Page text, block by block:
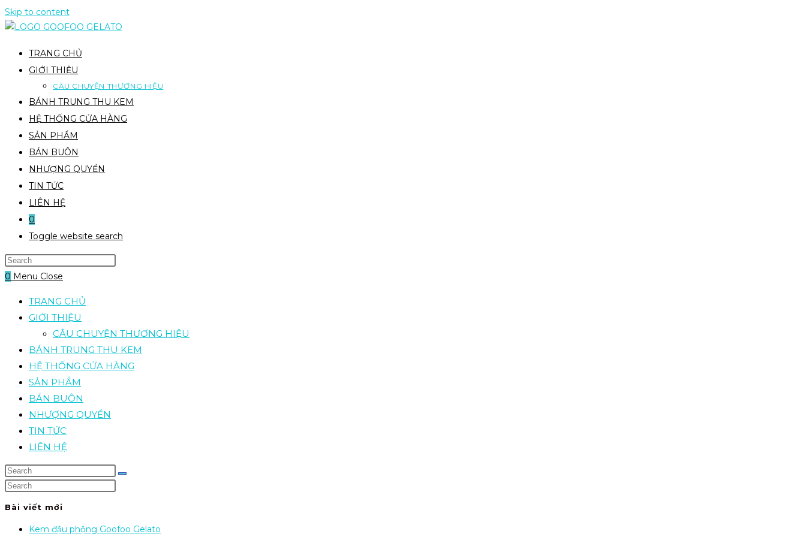
Skip to content
TRANG CHỦ
GIỚI THIỆU
CÂU CHUYỆN THƯƠNG HIỆU
BÁNH TRUNG THU KEM
HỆ THỐNG CỬA HÀNG
SẢN PHẨM
BÁN BUÔN
NHƯỢNG QUYỀN
TIN TỨC
LIÊN HỆ
0
Toggle website search
0 Menu Close
TRANG CHỦ
GIỚI THIỆU
CÂU CHUYỆN THƯƠNG HIỆU
BÁNH TRUNG THU KEM
HỆ THỐNG CỬA HÀNG
SẢN PHẨM
BÁN BUÔN
NHƯỢNG QUYỀN
TIN TỨC
LIÊN HỆ
Bài viết mới
Kem đậu phộng Goofoo Gelato